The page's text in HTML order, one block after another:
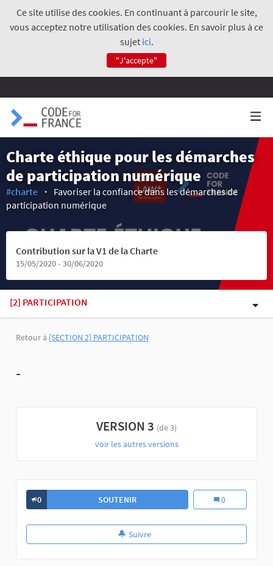
Ce site utilise des cookies. En continuant à parcourir le site,
vous acceptez notre utilisation des cookies. En savoir plus à ce
sujet ici.
"J'accepte"
Charte éthique pour les démarches
de participation numérique
#charte
Favoriser la confiance dans les démarches de
participation numérique
Contribution sur la V1 de la Charte
15/05/2020 - 30/06/2020
[2] PARTICIPATION
Retour à [SECTION 2] PARTICIPATION
-
VERSION 3 (de 3)
voir les autres versions
0 SOUTENIR 0
Suivre